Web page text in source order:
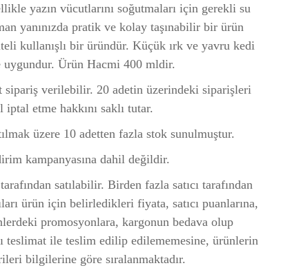
yazın vücutlarını soğutmaları için gerekli su
yanınızda pratik ve kolay taşınabilir bir ürün
kullanışlı bir üründür. Küçük ırk ve yavru kedi
uygundur. Ürün Hacmi 400 mldir.
sipariş verilebilir. 20 adetin üzerindeki siparişleri
iptal etme hakkını saklı tutar.
üzere 10 adetten fazla stok sunulmuştur.
kampanyasına dahil değildir.
satılabilir. Birden fazla satıcı tarafından
ürün için belirledikleri fiyata, satıcı puanlarına,
promosyonlara, kargonun bedava olup
teslimat ile teslim edilip edilememesine, ürünlerin
bilgilerine göre sıralanmaktadır.